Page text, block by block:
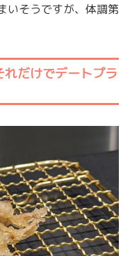
いそうですが、体調第
だけでデートプラ